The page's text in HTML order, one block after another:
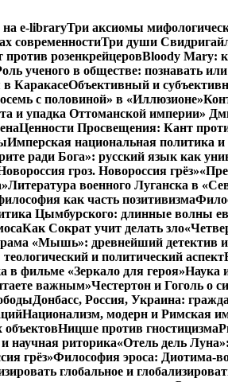
на e-libraryТри аксиомы
современностиТри души
против розенкрейцеровBloody Mary:
ученого в обществе: познавать
КаракасеОбъективный и
с половиной» в «Иллюзионе»
и упадка Оттоманской империи»
Ценности Просвещения: Кант
Имперская национальная политика и
ради Бога»: русский язык как
гроз. Новороссия грёз»
Литература военного Луганска в
как часть позитивизма
Цымбурского: длинные волны
Как Сократ учит делать зло
«Мышь»: древнейший детектив и
и политический аспект
в фильме «Зеркало для героя»Наука
важным»Честертон и Гоголь о
Донбасс, Россия, Украина:
Национализм, модерн и Римская
Ницше против гностицизма
научная риторика«Отель дель
грёз»Философия эроса: Диотима-
глобальное и